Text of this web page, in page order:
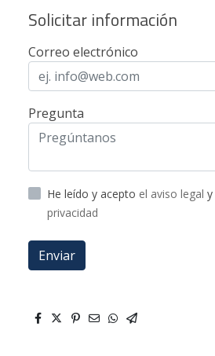
Solicitar información
Correo electrónico
Pregunta
He leído y acepto el aviso legal y
privacidad
Enviar